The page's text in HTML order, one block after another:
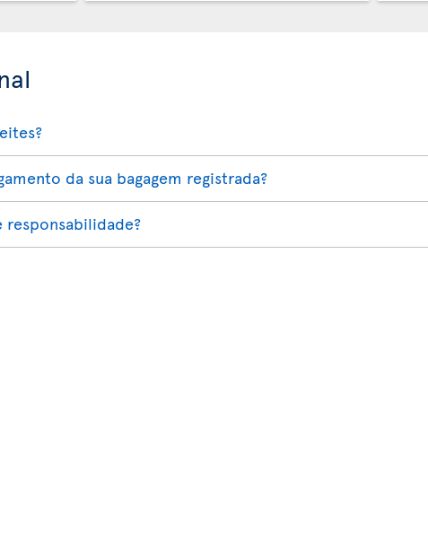
da sua bagagem registrada?